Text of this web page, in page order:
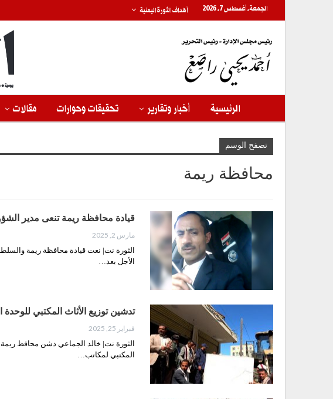
الجمعة, أغسطس 7, 2026 أهداف الثورة اليمنية
الرئيسية أخبار وتقارير تحقيقات وحوارات مقالات
تصفح الوسم
محافظة ريمة
قيادة محافظة ريمة تنعى مدير
مارس 2, 2025
الثورة نت| نعت قيادة محافظة ريمة
الأجل بعد…
تدشين توزيع الأثاث المكتبي
فبراير 25, 2025
الثورة نت| خالد الجماعي دشن محافظ ريمة
المكتبي لمكاتب…